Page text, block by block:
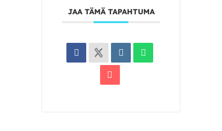
JAA TÄMÄ TAPAHTUMA